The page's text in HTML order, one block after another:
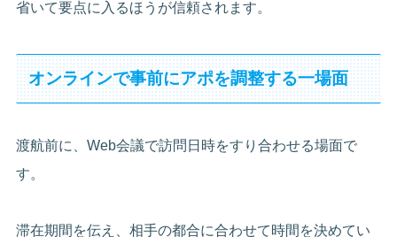
省いて要点に入るほうが信頼されます。
オンラインで事前にアポを調整する一場面
渡航前に、Web会議で訪問日時をすり合わせる場面で
す。
滞在期間を伝え、相手の都合に合わせて時間を決めてい